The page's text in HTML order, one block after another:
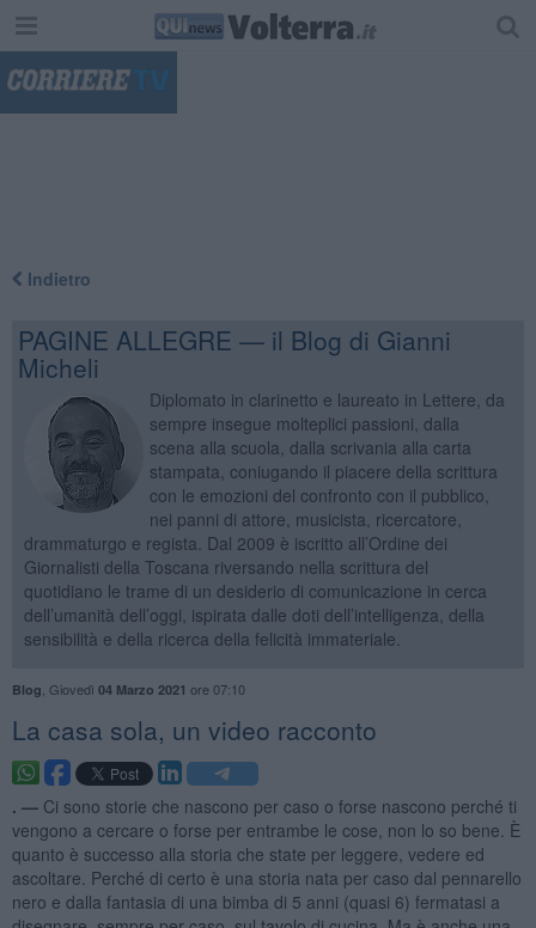
Indietro
PAGINE ALLEGRE — il Blog di Gianni
Micheli
Diplomato in clarinetto e laureato in Lettere, da
sempre insegue molteplici passioni, dalla
scena alla scuola, dalla scrivania alla carta
stampata, coniugando il piacere della scrittura
con le emozioni del confronto con il pubblico,
nei panni di attore, musicista, ricercatore,
drammaturgo e regista. Dal 2009 è iscritto all’Ordine dei
Giornalisti della Toscana riversando nella scrittura del
quotidiano le trame di un desiderio di comunicazione in cerca
dell’umanità dell’oggi, ispirata dalle doti dell’intelligenza, della
sensibilità e della ricerca della felicità immateriale.
Blog Giovedì 04 Marzo 2021 ore 07:10
​La casa sola, un video racconto
. — Ci sono storie che nascono per caso o forse nascono perché ti
vengono a cercare o forse per entrambe le cose, non lo so bene. È
quanto è successo alla storia che state per leggere, vedere ed
ascoltare. Perché di certo è una storia nata per caso dal pennarello
nero e dalla fantasia di una bimba di 5 anni (quasi 6) fermatasi a